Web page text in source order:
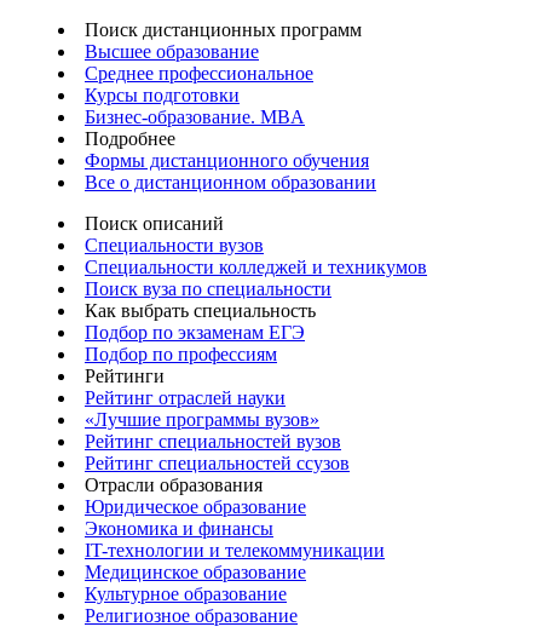
Поиск дистанционных программ
Высшее образование
Среднее профессиональное
Курсы подготовки
Бизнес-образование. MBA
Подробнее
Формы дистанционного обучения
Все о дистанционном образовании
Поиск описаний
Специальности вузов
Специальности колледжей и техникумов
Поиск вуза по специальности
Как выбрать специальность
Подбор по экзаменам ЕГЭ
Подбор по профессиям
Рейтинги
Рейтинг отраслей науки
«Лучшие программы вузов»
Рейтинг специальностей вузов
Рейтинг специальностей ссузов
Отрасли образования
Юридическое образование
Экономика и финансы
IT-технологии и телекоммуникации
Медицинское образование
Культурное образование
Религиозное образование